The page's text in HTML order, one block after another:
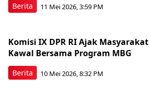
Berita 11 Mei 2026, 3:59 PM
Berita
Komisi IX DPR RI Ajak Masyarakat
Kawal Bersama Program MBG
10 Mei 2026, 8:32 PM